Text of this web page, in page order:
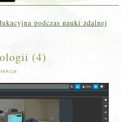
podczas nauki zdalnej
(4)